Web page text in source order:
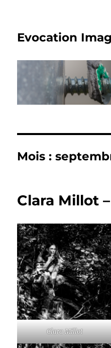
Evocation
Mois :
Clara Millot
Clara Millot